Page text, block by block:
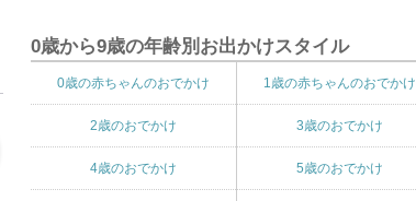
0歳から9歳の年齢別お出かけスタイル
0歳の赤ちゃんのおでかけ 1歳の赤ちゃんのおでかけ
2歳のおでかけ 3歳のおでかけ
4歳のおでかけ 5歳のおでかけ